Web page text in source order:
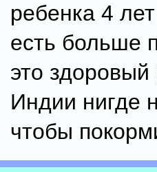
ребенка 4
есть больше
это
Индии нигде
чтобы